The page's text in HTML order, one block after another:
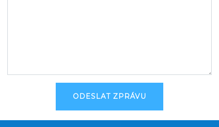
ODESLAT ZPRÁVU